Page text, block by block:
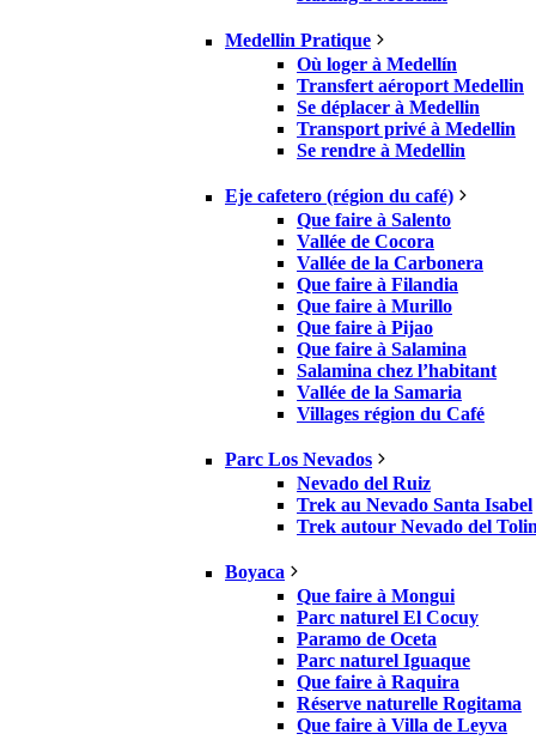
Medellin Pratique
Où loger à Medellín
Transfert aéroport Medellin
Se déplacer à Medellin
Transport privé à Medellin
Se rendre à Medellin
Eje cafetero (région du café)
Que faire à Salento
Vallée de Cocora
Vallée de la Carbonera
Que faire à Filandia
Que faire à Murillo
Que faire à Pijao
Que faire à Salamina
Salamina chez l’habitant
Vallée de la Samaria
Villages région du Café
Parc Los Nevados
Nevado del Ruiz
Trek au Nevado Santa Isabel
Trek autour Nevado del
Boyaca
Que faire à Mongui
Parc naturel El Cocuy
Paramo de Oceta
Parc naturel Iguaque
Que faire à Raquira
Réserve naturelle Rogitama
Que faire à Villa de Leyva